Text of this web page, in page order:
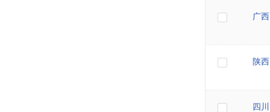
广西
陕西
四川